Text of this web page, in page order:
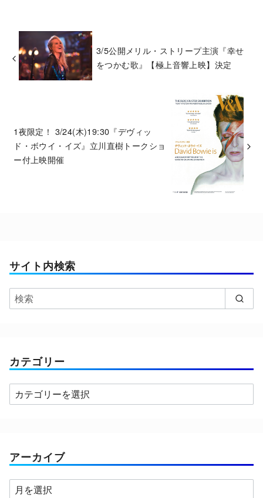
3/5公開メリル・ストリープ主演『幸せ
をつかむ歌』【極上音響上映】決定
1夜限定！ 3/24(木)19:30『デヴィッ
ド・ボウイ・イズ』立川直樹トークショ
ー付上映開催
サイト内検索
カテゴリー
カ
テ
ー
アーカイブ
ア